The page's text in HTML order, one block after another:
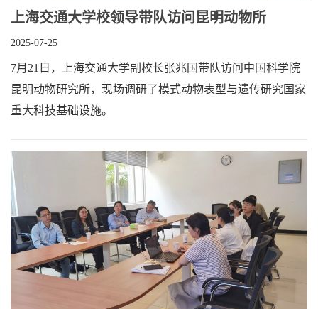
上海交通大学校领导带队访问昆明动物所
2025-07-25
7月21日，上海交通大学副校长张兆国带队访问中国科学院
昆明动物研究所，现场调研了模式动物表型与遗传研究国家
重大科技基础设施。